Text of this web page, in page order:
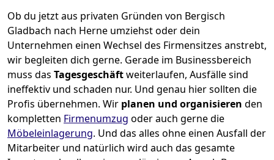
Ob du jetzt aus privaten Gründen von Bergisch
Gladbach nach Herne umziehst oder dein
Unternehmen einen Wechsel des Firmensitzes anstrebt,
wir begleiten dich gerne. Gerade im Businessbereich
muss das Tagesgeschäftweiterlaufen, Ausfälle sind
ineffektiv und schaden nur. Und genau hier sollten die
Profis übernehmen. Wir planen und organisieren den
kompletten Firmenumzug oder auch gerne die
Möbeleinlagerung. Und das alles ohne einen Ausfall der
Mitarbeiter und natürlich wird auch das gesamte